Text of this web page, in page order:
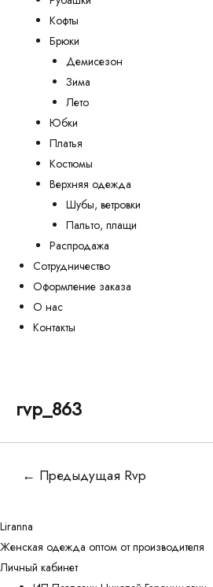
Кофты
Брюки
Демисезон
Зима
Лето
Юбки
Платья
Костюмы
Верхняя одежда
Шубы, ветровки
Пальто, плащи
Распродажа
Сотрудничество
Оформление заказа
О нас
Контакты
rvp_863
Навигация
← Предыдущая Rvp
Liranna
Женская одежда оптом от производителя
Личный кабинет